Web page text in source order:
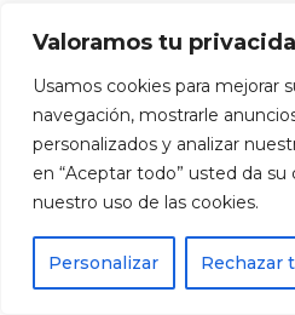
Valoramos tu
Usamos cookies para mejorar
navegación, mostrarle
personalizados y analizar
en “Aceptar todo” usted da
nuestro uso de las cookies.
Personalizar Rechazar